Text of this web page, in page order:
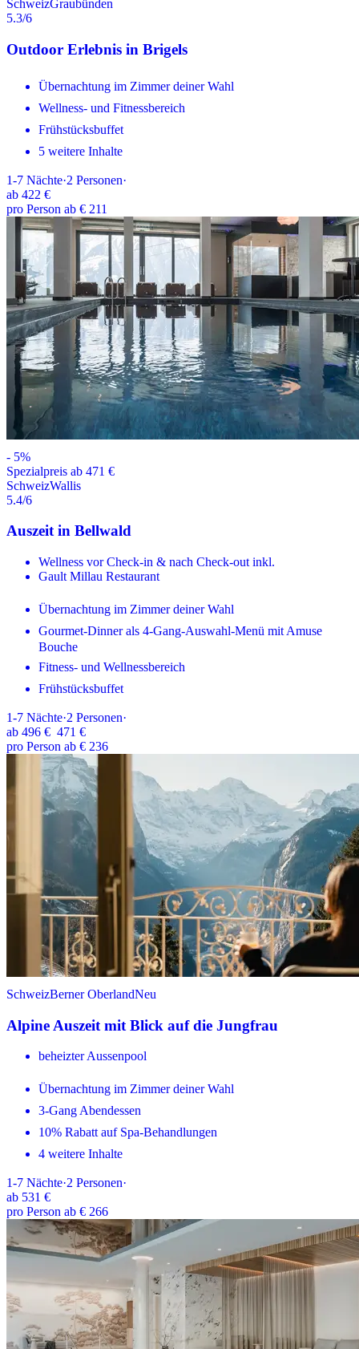
SchweizGraubünden
5.3/6
Outdoor Erlebnis in Brigels
Übernachtung im Zimmer deiner Wahl
Wellness- und Fitnessbereich
Frühstücksbuffet
5 weitere Inhalte
1-7 Nächte·2 Personen·
ab 422 €
pro Person ab € 211
- 5%
Spezialpreis ab 471 €
SchweizWallis
5.4/6
Auszeit in Bellwald
Wellness vor Check-in & nach Check-out inkl.
Gault Millau Restaurant
Übernachtung im Zimmer deiner Wahl
Gourmet-Dinner als 4-Gang-Auswahl-Menü mit Amuse
Bouche
Fitness- und Wellnessbereich
Frühstücksbuffet
1-7 Nächte·2 Personen·
ab 496 € 471 €
pro Person ab € 236
SchweizBerner OberlandNeu
Alpine Auszeit mit Blick auf die Jungfrau
beheizter Aussenpool
Übernachtung im Zimmer deiner Wahl
3-Gang Abendessen
10% Rabatt auf Spa-Behandlungen
4 weitere Inhalte
1-7 Nächte·2 Personen·
ab 531 €
pro Person ab € 266